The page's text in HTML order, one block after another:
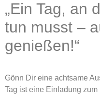
„Ein Tag, an
tun musst –
genießen!“
Gönn Dir eine achtsame
Tag ist eine Einladung